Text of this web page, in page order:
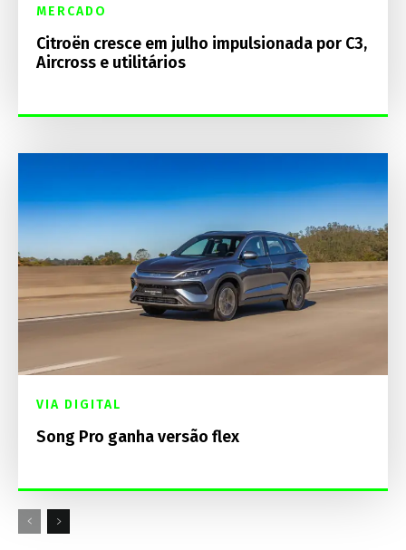
MERCADO
Citroën cresce em julho impulsionada por C3,
Aircross e utilitários
VIA DIGITAL
Song Pro ganha versão flex